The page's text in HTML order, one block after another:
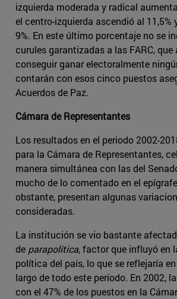
izquierda moderada y radical
el centro-izquierda ascendió al 11,5%
9%. En este último porcentaje no se
curules garantizadas a las FARC, que
conseguir ganar electoralmente
contarán con esos cinco puestos
Acuerdos de Paz.
Cámara de Representantes
Los resultados en el periodo 2002-
para la Cámara de Representantes,
manera simultánea con las del
mucho de lo comentado en el
obstante, presentan algunas
consideradas.
La institución se vio bastante
de parapolítica, factor que influyó en
política del país, lo que se reflejaría
largo de todo este período. En 2002,
con el 47% de los puestos en la